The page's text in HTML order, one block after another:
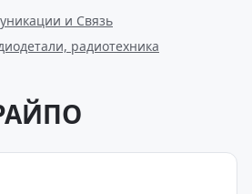
и Связь
радиотехника